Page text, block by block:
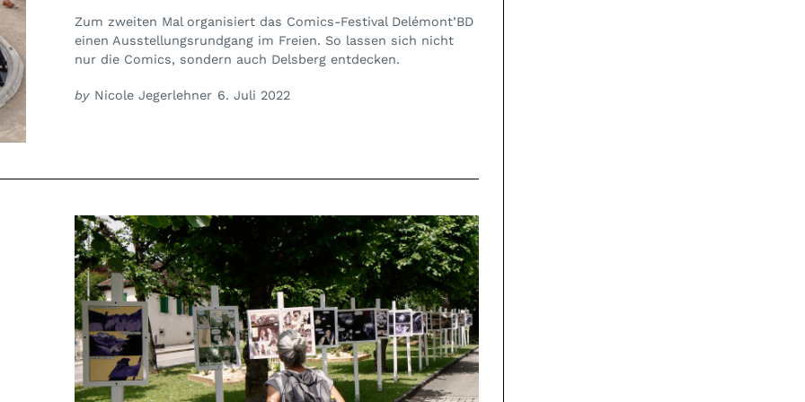
Zum zweiten Mal organisiert das Comics-Festival Delémont’BD
einen Ausstellungsrundgang im Freien. So lassen sich nicht
nur die Comics, sondern auch Delsberg entdecken.
by Nicole Jegerlehner 6. Juli 2022